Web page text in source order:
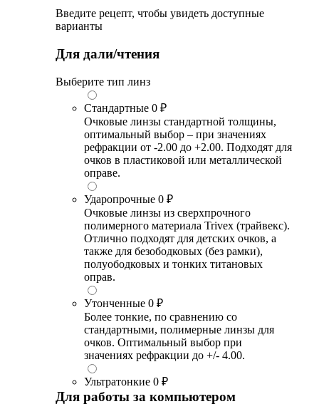
Введите рецепт, чтобы увидеть доступные
варианты
Для дали/чтения
Выберите тип линз
Стандартные 0 ₽
Очковые линзы стандартной толщины,
оптимальный выбор – при значениях
рефракции от -2.00 до +2.00. Подходят для
очков в пластиковой или металлической
оправе.
Ударопрочные 0 ₽
Очковые линзы из сверхпрочного
полимерного материала Trivex (трайвекс).
Отлично подходят для детских очков, а
также для безободковых (без рамки),
полуободковых и тонких титановых
оправ.
Утонченные 0 ₽
Более тонкие, по сравнению со
стандартными, полимерные линзы для
очков. Оптимальный выбор при
значениях рефракции до +/- 4.00.
Ультратонкие 0 ₽
Для работы за компьютером